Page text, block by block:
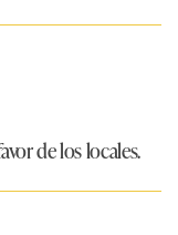
de los locales.